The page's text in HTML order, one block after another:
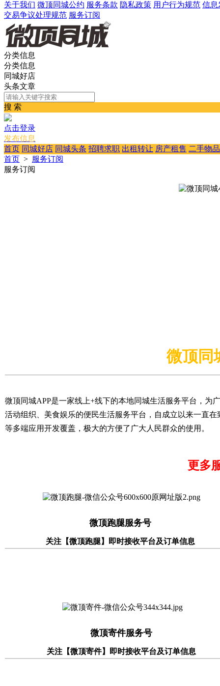
关于我们 微顶同城公约 服务条款 隐私政策 用户行为规范 信息
交易争议处理规范 服务订阅
分类信息
分类信息
同城好店
头条文章
搜 索
点击登录
发布信息
首页 同城好店 同城头条 招聘求职 出租转让 房产租售 二手物品
首页 > 服务订阅
服务订阅
微顶同
微顶同城APP是一家线上+线下的本地同城生活服务平台，为
活动组织、美食娱乐的便民生活服务平台，自成立以来一直
等多端应用开发覆盖，极大的方便了广大人民群众的使用。
更多
微顶跑腿服务号
关注【微顶跑腿】即时接收平台及订单信息
微顶寄件服务号
关注【微顶寄件】即时接收平台及订单信息